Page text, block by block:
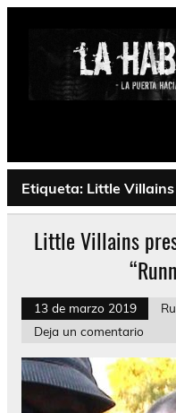
Saltar
Psychedelic, Stoner,
Etiqueta: Little Villains
Little Villains
13 de marzo 2019
Deja un comentario